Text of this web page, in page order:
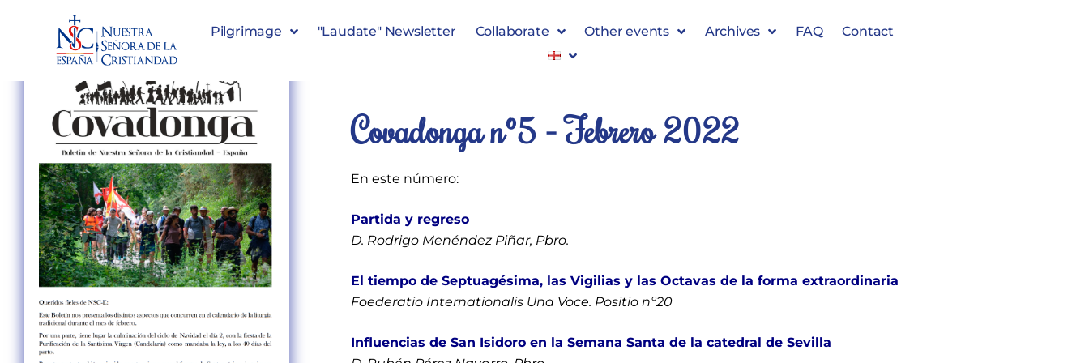
Pilgrimage "Laudate" Newsletter Collaborate Other events Archives FAQ Contact
Covadonga nº5 - Febrero 2022
En este número:
Partida y regreso
D. Rodrigo Menéndez Piñar, Pbro.
El tiempo de Septuagésima, las Vigilias y las Octavas de la forma extraordinaria
Foederatio Internationalis Una Voce. Positio nº20
Influencias de San Isidoro en la Semana Santa de la catedral de Sevilla